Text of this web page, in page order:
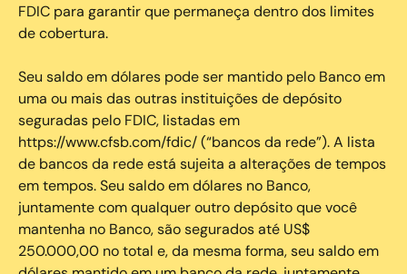
FDIC para garantir que permaneça dentro dos limites
de cobertura.
Seu saldo em dólares pode ser mantido pelo Banco em
uma ou mais das outras instituições de depósito
seguradas pelo FDIC, listadas em
https://www.cfsb.com/fdic/ (“bancos da rede”). A lista
de bancos da rede está sujeita a alterações de tempos
em tempos. Seu saldo em dólares no Banco,
juntamente com qualquer outro depósito que você
mantenha no Banco, são segurados até US$
250.000,00 no total e, da mesma forma, seu saldo em